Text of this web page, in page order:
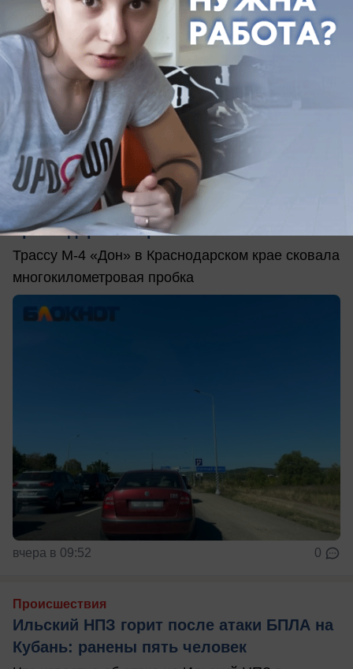
вчера в 10:24
АВТО
7-километровая пробка встретила
туристов на трассе к морю в
Краснодарском крае
Трассу М-4 «Дон» в Краснодарском крае сковала
многокилометровая пробка
вчера в 09:52 0
Происшествия
Ильский НПЗ горит после атаки БПЛА на
Кубань: ранены пять человек